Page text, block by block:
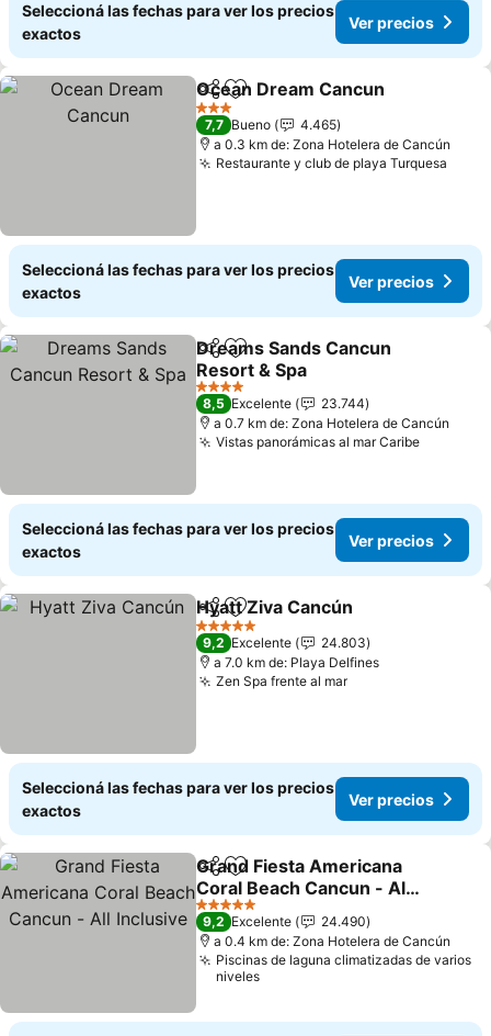
Seleccioná las fechas para ver los precios
exactos
Ver precios
CompartirAñadir a favoritos
Ocean Dream Cancun
3 Estrellas
7,7 Bueno
4.465
a 0.3 km de: Zona Hotelera de Cancún
Restaurante y club de playa Turquesa
Seleccioná las fechas para ver los precios
exactos
Ver precios
CompartirAñadir a favoritos
Dreams Sands Cancun
Resort & Spa
Ver precios
4 Estrellas
8,5 Excelente
23.744
a 0.7 km de: Zona Hotelera de Cancún
Vistas panorámicas al mar CaribeVer
Seleccioná las fechas para ver los precios
exactos
Ver precios
CompartirAñadir a favoritos
Hyatt Ziva Cancún
5 Estrellas
9,2 Excelente
24.803
a 7.0 km de: Playa Delfines
Zen Spa frente al marVer precios
Seleccioná las fechas para ver los precios
exactos
Ver precios
CompartirAñadir a favoritos
Grand Fiesta Americana
Coral Beach Cancun - All
Inclusive
Ver precios
5 Estrellas
9,2 Excelente
24.490
a 0.4 km de: Zona Hotelera de Cancún
Piscinas de laguna climatizadas de varios
niveles